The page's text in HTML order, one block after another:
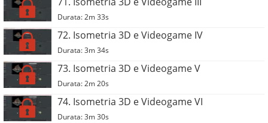
Durata: 2m 33s
72. Isometria 3D e Videogame IV
Durata: 3m 34s
73. Isometria 3D e Videogame V
Durata: 2m 20s
74. Isometria 3D e Videogame VI
Durata: 3m 30s